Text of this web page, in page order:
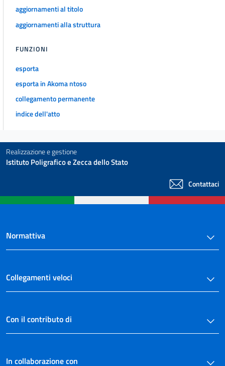
aggiornamenti al titolo
aggiornamenti alla struttura
FUNZIONI
esporta
esporta in Akoma ntoso
collegamento permanente
indice dell'atto
Realizzazione e gestione
Istituto Poligrafico e Zecca dello Stato
Contattaci
Normattiva
Collegamenti veloci
Con il contributo di
In collaborazione con